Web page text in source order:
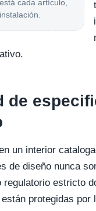
cada artículo,
de
un interior
de diseño nunca
regulatorio estricto
protegidas por